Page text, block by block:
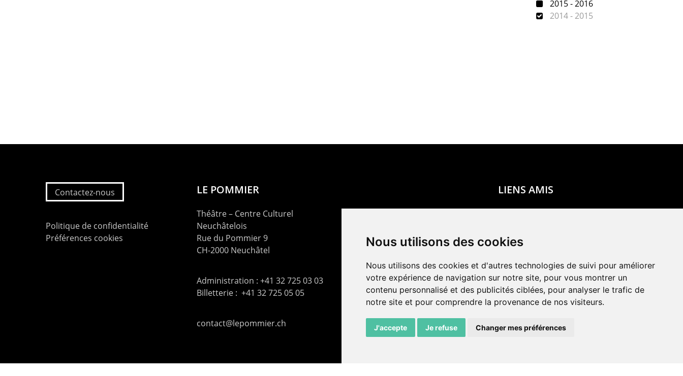
Nous utilisons des cookies
Nous utilisons des cookies et d'autres technologies de suivi pour améliorer
votre expérience de navigation sur notre site, pour vous montrer un
contenu personnalisé et des publicités ciblées, pour analyser le trafic de
notre site et pour comprendre la provenance de nos visiteurs.
J'accepte Je refuse Changer mes préférences
2015 - 2016
2014 - 2015
Contactez-nous
Politique de confidentialité
Préférences cookies
LE POMMIER
Théâtre – Centre Culturel
Neuchâtelois
Rue du Pommier 9
CH-2000 Neuchâtel
Administration : +41 32 725 03 03
Billetterie : +41 32 725 05 05
contact@lepommier.ch
LIENS AMIS